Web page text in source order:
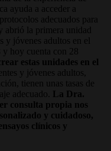
ayuda a acceder a
adecuados para
abrió la primera unidad
y jóvenes adultos en el
hoy cuenta con 28
estas unidades en el
y jóvenes adultos,
tienen unas tasas de
adecuado.
La Dra.
consulta propia nos
y cuidadoso,
clínicos y